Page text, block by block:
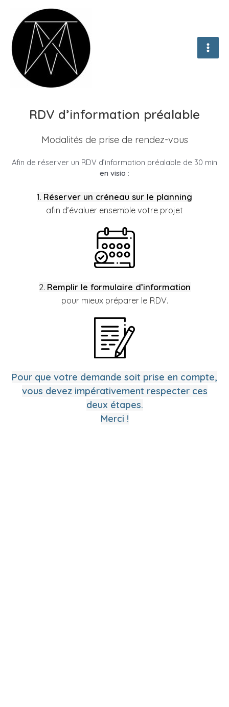
contenu
RDV d’information préalable
Modalités de prise de rendez-vous
Afin de réserver un RDV d’information préalable de 30 min
en visio :
1. Réserver un créneau sur le planning
afin d’évaluer ensemble votre projet
2. Remplir le formulaire d’information
pour mieux préparer le RDV.
Pour que votre demande soit prise en compte,
vous devez impérativement respecter ces
deux étapes.
Merci !